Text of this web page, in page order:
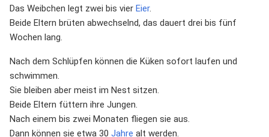
Das Weibchen legt zwei bis vier Eier.
Beide Eltern brüten abwechselnd, das dauert drei bis fünf
Wochen lang.
Nach dem Schlüpfen können die Küken sofort laufen und
schwimmen.
Sie bleiben aber meist im Nest sitzen.
Beide Eltern füttern ihre Jungen.
Nach einem bis zwei Monaten fliegen sie aus.
Dann können sie etwa 30 Jahre alt werden.